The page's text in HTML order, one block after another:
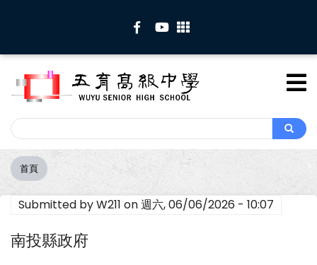
內
Search
Search
導
航
連
首頁
Submitted byW211 on週六, 06/06/2026 - 10:07
南投縣政府